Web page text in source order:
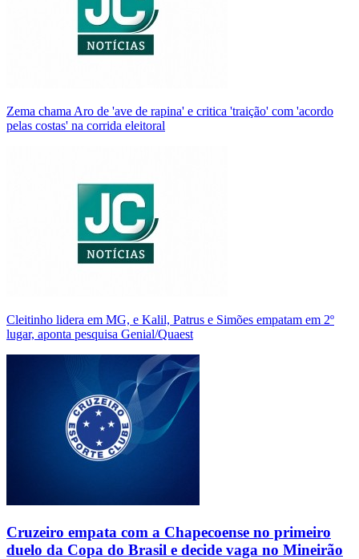
Zema chama Aro de 'ave de rapina' e critica 'traição' com 'acordo
pelas costas' na corrida eleitoral
Cleitinho lidera em MG, e Kalil, Patrus e Simões empatam em 2º
lugar, aponta pesquisa Genial/Quaest
Cruzeiro empata com a Chapecoense no primeiro
duelo da Copa do Brasil e decide vaga no Mineirão